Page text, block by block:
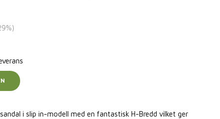
%)
i slip in-modell med en fantastisk H-Bredd vilket ger